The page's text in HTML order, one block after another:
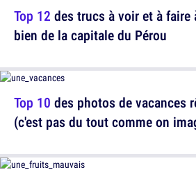
Top 12 des trucs à voir et à faire
bien de la capitale du Pérou
Top 10 des photos de vacances
(c'est pas du tout comme on